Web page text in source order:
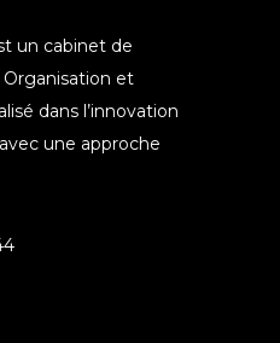
un cabinet de
et
dans l’innovation
une approche